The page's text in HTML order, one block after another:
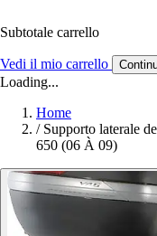
Subtotale carrello
Vedi il mio carrello
Loading...
Home
/ Supporto laterale
650 (06 À 09)